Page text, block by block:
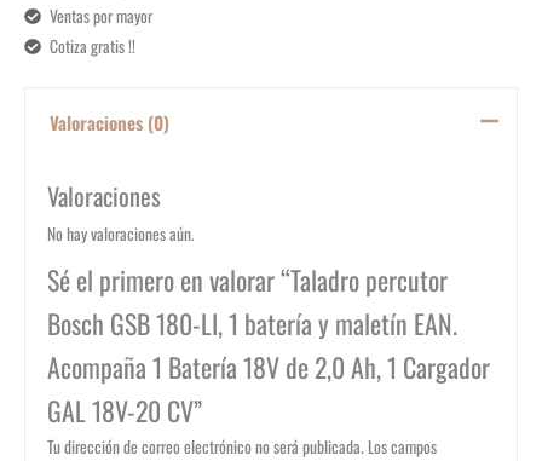
Ventas por mayor
Cotiza gratis !!
Valoraciones (0)
Valoraciones
No hay valoraciones aún.
Sé el primero en valorar “Taladro percutor
Bosch GSB 180-LI, 1 batería y maletín EAN.
Acompaña 1 Batería 18V de 2,0 Ah, 1 Cargador
GAL 18V-20 CV”
Tu dirección de correo electrónico no será publicada. Los campos